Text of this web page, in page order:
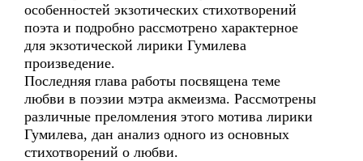
особенностей экзотических стихотворений
поэта и подробно рассмотрено характерное
для экзотической лирики Гумилева
произведение.
Последняя глава работы посвящена теме
любви в поэзии мэтра акмеизма. Рассмотрены
различные преломления этого мотива лирики
Гумилева, дан анализ одного из основных
стихотворений о любви.